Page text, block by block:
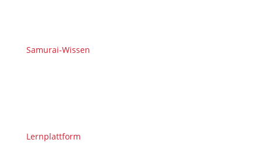
Samurai-Wissen
Lernplattform